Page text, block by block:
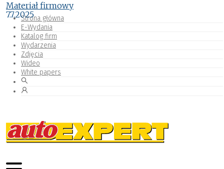
Strona główna
E-Wydania
Katalog firm
Wydarzenia
Zdjęcia
Wideo
White papers
Materiał firmowy
7.7.2025